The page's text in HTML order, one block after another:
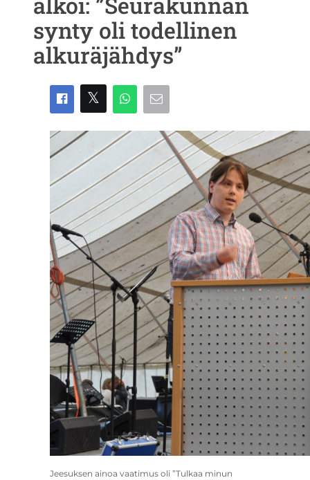
synty oli todellinen
alkuräjähdys”
Jeesuksen ainoa vaatimus oli ”Tulkaa minun